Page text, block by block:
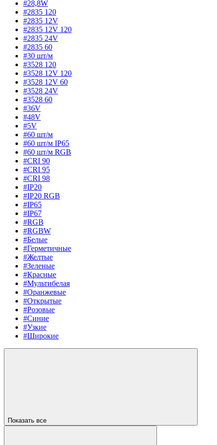
#28,8W
#2835 120
#2835 12V
#2835 12V 120
#2835 24V
#2835 60
#30 шт/м
#3528 120
#3528 12V 120
#3528 12V 60
#3528 24V
#3528 60
#36V
#48V
#5V
#60 шт/м
#60 шт/м IP65
#60 шт/м RGB
#CRI 90
#CRI 95
#CRI 98
#IP20
#IP20 RGB
#IP65
#IP67
#RGB
#RGBW
#Белые
#Герметичные
#Желтые
#Зеленые
#Красные
#Мультибелая
#Оранжевые
#Открытые
#Розовые
#Синие
#Узкие
#Широкие
Показать все